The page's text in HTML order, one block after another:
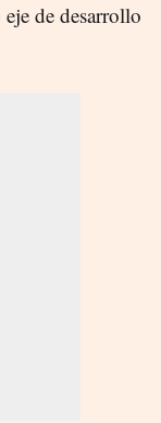
de desarrollo